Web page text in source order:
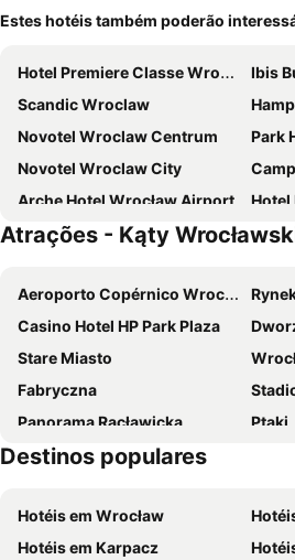
Estes hotéis também poderão
Hotel Premiere Classe Wroclaw Centrum
Ibis
Scandic Wroclaw
Novotel Wroclaw Centrum
Park
Novotel Wroclaw City
Arche Hotel Wrocław Airport
Hotel
ibis Wroclaw Centrum
Q Hotel Plus Wrocław
Ibis Budget Wroclaw Poludnie
Terminal Hotel
Q
Sobotel Hotel
Four Points by Sheraton Wroclaw
Średzka Korona
Atrações - Kąty
Aeroporto Copérnico Wroclaw
Casino Hotel HP Park Plaza
Stare Miasto
Fabryczna
Panorama Racławicka
Ptaki
Krzyki
Tor Wyścigów Konnych
Park
Kościół pw św Klemensa Dworzaka
Destinos populares
Hotéis em Wrocław
Hotéis em Karpacz